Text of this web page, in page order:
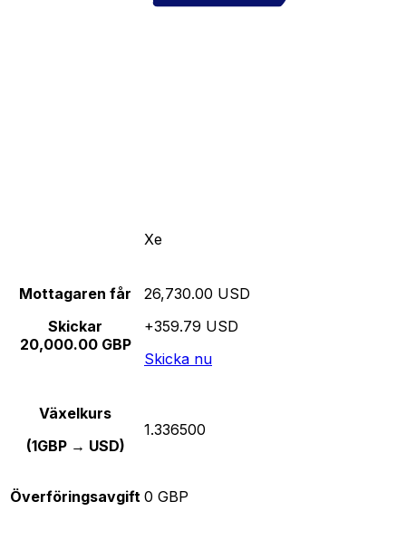
Xe
Mottagaren får
Skickar
20,000.00 GBP
26,730.00 USD
+359.79 USD
Skicka nu
Växelkurs
(1GBP → USD)
1.336500
Överföringsavgift 0 GBP